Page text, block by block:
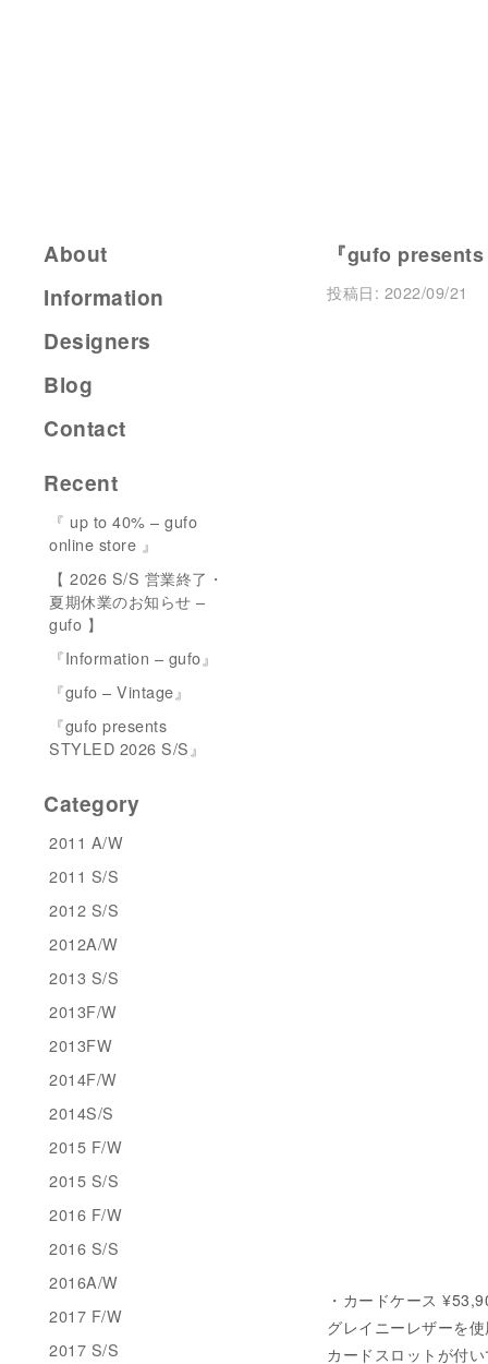
『gufo
投稿日: 2022/09/21
・カードケース
グレイニーレザーを
カードスロットが付
About
Information
Designers
Blog
Contact
Recent
『 up to 40% – gufo
online store 』
【 2026 S/S 営業終了・
夏期休業のお知らせ –
gufo 】
『Information – gufo』
『gufo – Vintage』
『gufo presents
STYLED 2026 S/S』
Category
2011 A/W
2011 S/S
2012 S/S
2012A/W
2013 S/S
2013F/W
2013FW
2014F/W
2014S/S
2015 F/W
2015 S/S
2016 F/W
2016 S/S
2016A/W
2017 F/W
2017 S/S